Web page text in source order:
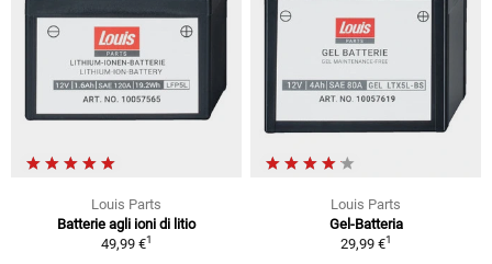
Louis Parts
Batterie agli ioni di litio
49,99 €1
Louis Parts
Gel-Batteria
29,99 €1